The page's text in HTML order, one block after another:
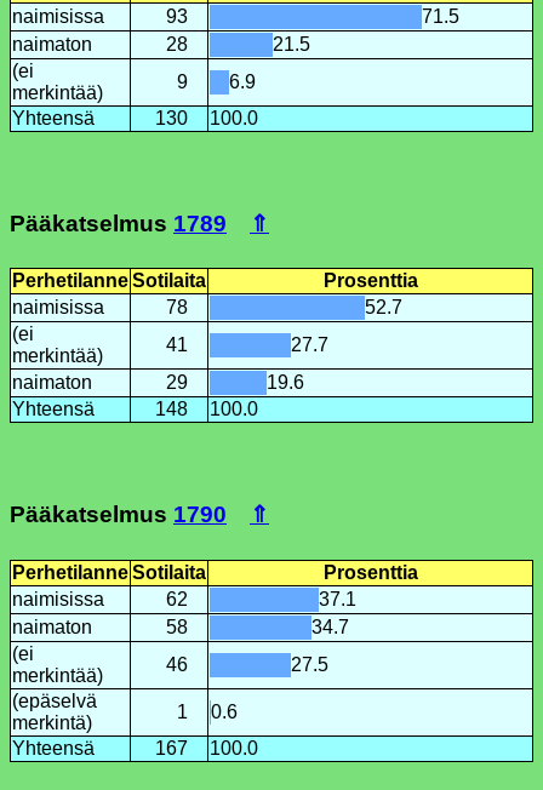
naimisissa 93
71.5
naimaton
28
21.5
(ei
merkintää)
9
6.9
Yhteensä
130 100.0
Pääkatselmus 1789 ⇑
PerhetilanneSotilaita
Prosenttia
naimisissa
78
52.7
(ei
merkintää)
41
27.7
naimaton
29
19.6
Yhteensä
148 100.0
Pääkatselmus 1790 ⇑
PerhetilanneSotilaita
Prosenttia
naimisissa
62
37.1
naimaton
58
34.7
(ei
merkintää)
46
27.5
(epäselvä
merkintä)
1
0.6
Yhteensä
167 100.0